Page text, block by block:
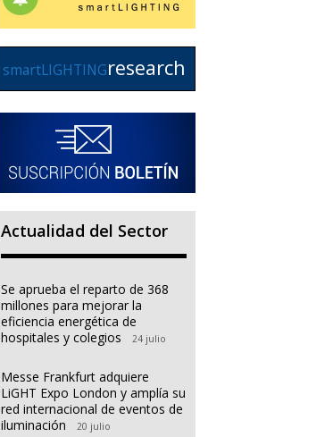
smartLIGHTINGresearch
Actualidad del Sector
Se aprueba el reparto de 368
millones para mejorar la
eficiencia energética de
hospitales y colegios
24 julio
Messe Frankfurt adquiere
LiGHT Expo London y amplía su
red internacional de eventos de
iluminación
20 julio